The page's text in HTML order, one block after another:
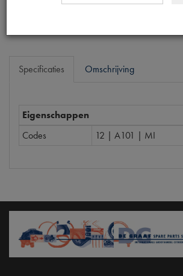
Specificaties Omschrijving
Eigenschappen
Codes
12 | A101 | MI